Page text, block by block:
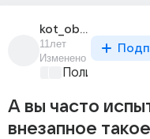
kot_obormot_zvezda
11лет
Изменено
А вы часто
внезапное